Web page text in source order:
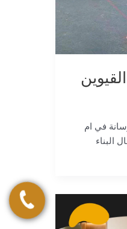
في ام
البناء